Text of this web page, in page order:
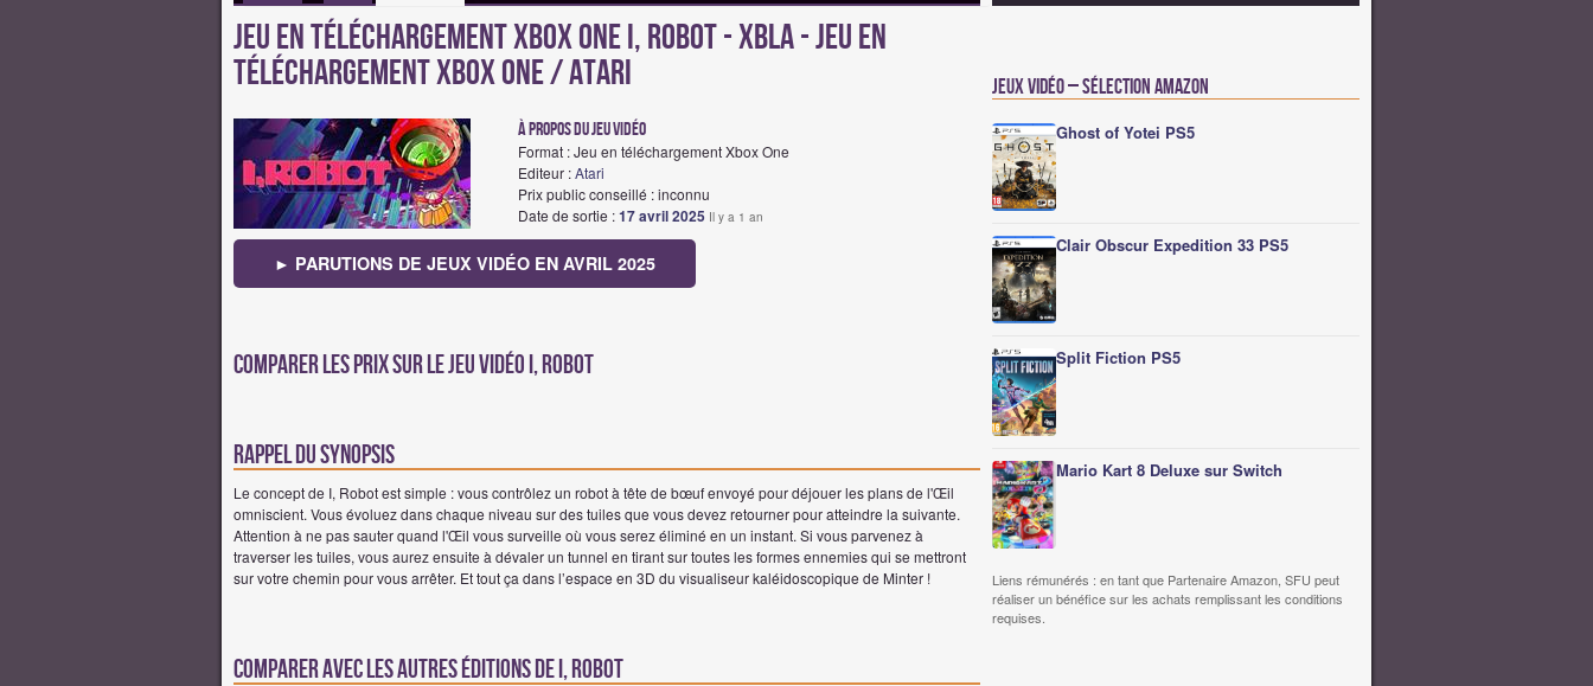
Jeu en téléchargement Xbox One I, Robot - XBLA - Jeu en
téléchargement Xbox One / Atari
à propos du jeu vidéo
Format : Jeu en téléchargement Xbox One
Editeur :Atari
Prix public conseillé : inconnu
Date de sortie :17 avril 2025 Il y a 1 an
► PARUTIONS DE JEUX VIDÉO EN AVRIL 2025
Comparer les prix sur Le jeu vidéo I, Robot
Rappel du synopsis
Le concept de I, Robot est simple : vous contrôlez un robot à tête de bœuf envoyé pour déjouer les plans de l'Œil
omniscient. Vous évoluez dans chaque niveau sur des tuiles que vous devez retourner pour atteindre la suivante.
Attention à ne pas sauter quand l'Œil vous surveille où vous serez éliminé en un instant. Si vous parvenez à
traverser les tuiles, vous aurez ensuite à dévaler un tunnel en tirant sur toutes les formes ennemies qui se mettront
sur votre chemin pour vous arrêter. Et tout ça dans l’espace en 3D du visualiseur kaléidoscopique de Minter !
Comparer avec les autres éditions de I, Robot
Jeux vidéo – Sélection Amazon
Ghost of Yotei PS5
Clair Obscur Expedition 33 PS5
Split Fiction PS5
Mario Kart 8 Deluxe sur Switch
Liens rémunérés : en tant que Partenaire Amazon, SFU peut
réaliser un bénéfice sur les achats remplissant les conditions
requises.